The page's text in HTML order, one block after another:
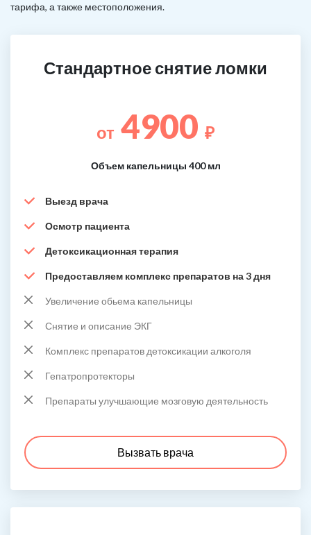
тарифа, а также местоположения.
Стандартное снятие ломки
от 4900 ₽
Объем капельницы 400 мл
Выезд врача
Осмотр пациента
Детоксикационная терапия
Предоставляем комплекс препаратов на 3 дня
Увеличение обьема капельницы
Снятие и описание ЭКГ
Комплекс препаратов детоксикации алкоголя
Гепатропротекторы
Препараты улучшающие мозговую деятельность
Вызвать врача